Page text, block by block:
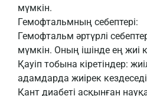
мүмкін.
Гемофтальмның себептері:
Гемофтальм әртүрлі
мүмкін. Оның ішінде ең жиі
Қауіп тобына кіретіндер:
адамдарда жиірек
Қант диабеті асқынған